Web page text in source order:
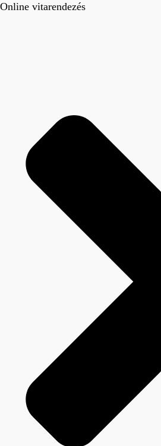
Online vitarendezés